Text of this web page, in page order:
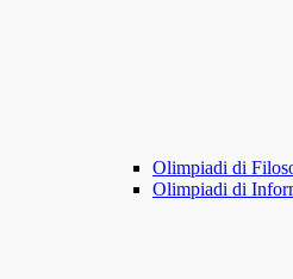
Olimpiadi di
Olimpiadi di